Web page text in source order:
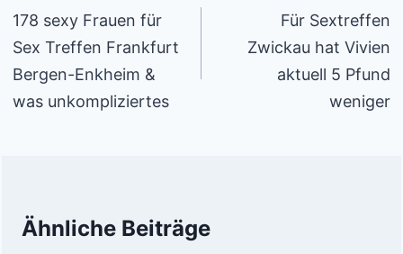
178 sexy Frauen für
Sex Treffen Frankfurt
Bergen-Enkheim &
was unkompliziertes
Für Sextreffen
Zwickau hat Vivien
aktuell 5 Pfund
weniger
Ähnliche Beiträge